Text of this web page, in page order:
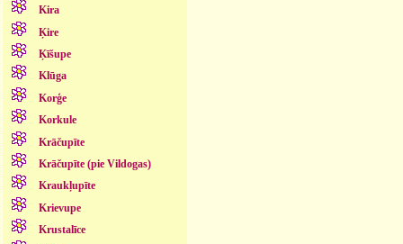
Kira
Ķire
Ķīšupe
Klūga
Korģe
Korkule
Krāčupīte
Krāčupīte (pie Vildogas)
Kraukļupīte
Krievupe
Krustalīce